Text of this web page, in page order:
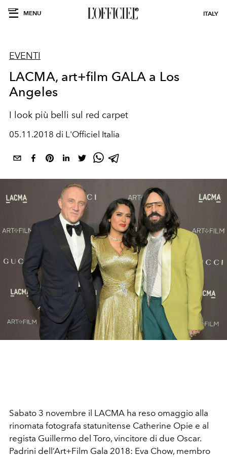
MENU ITALY
EVENTI
LACMA, art+film GALA a Los
Angeles
I look più belli sul red carpet
05.11.2018 di L'Officiel Italia
Sabato 3 novembre il LACMA ha reso omaggio alla
rinomata fotografa statunitense Catherine Opie e al
regista Guillermo del Toro, vincitore di due Oscar.
Padrini dell’Art+Film Gala 2018: Eva Chow, membro